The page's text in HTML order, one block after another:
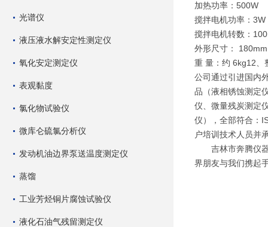
光谱仪
液压液水解安定性测定仪
氧化安定测定仪
表观黏度
氯化物试验仪
微库仑硫氯分析仪
发动机油边界泵送温度测定仪
蒸馏
工业芳烃铜片腐蚀试验仪
液化石油气残留测定仪
加热功率：500W
搅拌电机功率：3W
搅拌电机转数：
外形尺寸：
重 量：约 6kg12
公司通过引进国内
品（液相锈蚀测定
仪、微量残炭测定
仪），全部符合：
户培训技术人员并
吉林市奔腾仪器
界朋友与我们携起